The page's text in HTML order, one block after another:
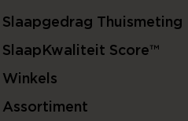
Slaapgedrag Thuismeting
SlaapKwaliteit Score™
Winkels
Assortiment